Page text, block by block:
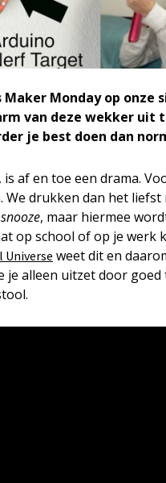
Maker Monday op onze
van deze wekker uit
je best doen dan
af en toe een drama.
We drukken dan het liefst
snooze, maar hiermee
op school of op je werk
Universe weet dit en
je alleen uitzet door goed